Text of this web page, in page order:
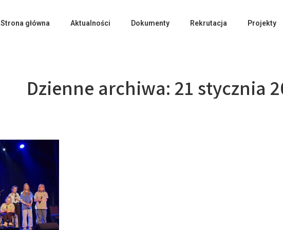
Strona główna Aktualności Dokumenty Rekrutacja Projekty
Dzienne archiwa: 21 stycznia